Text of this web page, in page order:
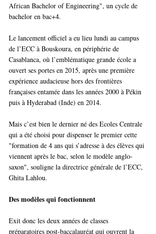
African Bachelor of Engineering", un cycle de
bachelor en bac+4.
Le lancement officiel a eu lieu lundi au campus
de l’ECC à Bouskoura, en périphérie de
Casablanca, où l’emblématique grande école a
ouvert ses portes en 2015, après une première
expérience audacieuse hors des frontières
françaises entamée dans les années 2000 à Pékin
puis à Hyderabad (Inde) en 2014.
Mais c’est bien le dernier né des Ecoles Centrale
qui a été choisi pour dispenser le premier cette
"formation de 4 ans qui s’adresse à des élèves qui
viennent après le bac, selon le modèle anglo-
saxon", souligne la directrice générale de l’ECC,
Ghita Lahlou.
Des modèles qui fonctionnent
Exit donc les deux années de classes
préparatoires post-baccalauréat qui ouvrent la